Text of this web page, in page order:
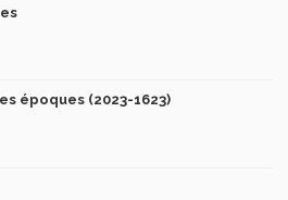
époques (2023-1623)